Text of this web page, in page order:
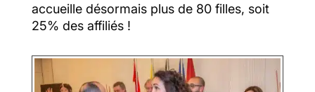
accueille désormais plus de 80 filles, soit
25% des affiliés !